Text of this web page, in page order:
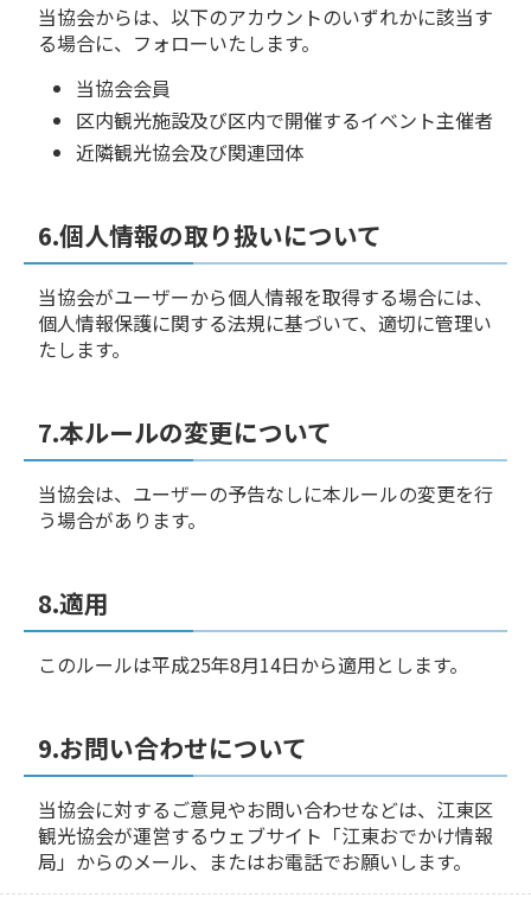
当協会からは、以下のアカウントのいずれかに該当す
る場合に、フォローいたします。
当協会会員
区内観光施設及び区内で開催するイベント主催者
近隣観光協会及び関連団体
6.個人情報の取り扱いについて
当協会がユーザーから個人情報を取得する場合には、
個人情報保護に関する法規に基づいて、適切に管理い
たします。
7.本ルールの変更について
当協会は、ユーザーの予告なしに本ルールの変更を行
う場合があります。
8.適用
このルールは平成25年8月14日から適用とします。
9.お問い合わせについて
当協会に対するご意見やお問い合わせなどは、江東区
観光協会が運営するウェブサイト「江東おでかけ情報
局」からのメール、またはお電話でお願いします。